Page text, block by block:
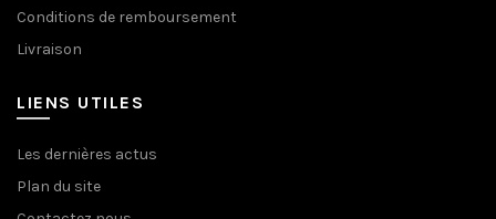
Conditions de remboursement
Livraison
LIENS UTILES
Les dernières actus
Plan du site